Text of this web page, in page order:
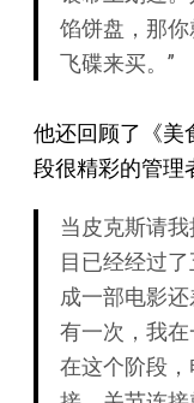
馅饼盘，那
飞碟来买。”
他还回顾了《美
段很精彩的管理
当皮克斯请我
目已经经过
成一部电影
有一次，我在
在这个阶段